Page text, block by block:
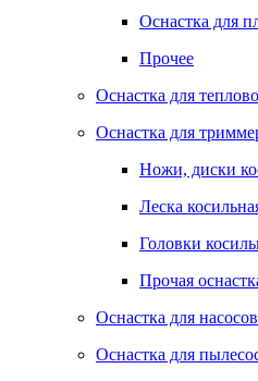
Оснастка для
Прочее
Оснастка для
Оснастка для
Ножи, диски
Леска
Головки
Прочая
Оснастка для
Оснастка для